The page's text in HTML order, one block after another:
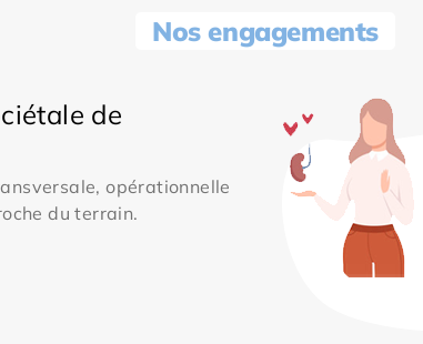
Nos engagements
de
opérationnelle
du terrain.